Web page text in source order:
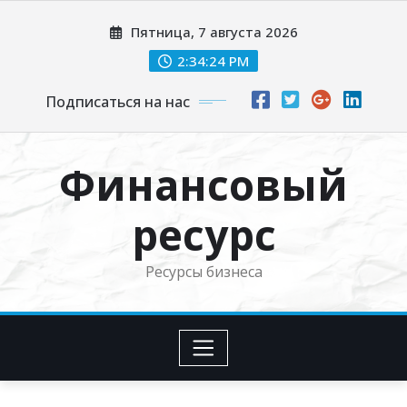
Пятница, 7 августа 2026
2:34:25 PM
Подписаться на нас
Финансовый
ресурс
Ресурсы бизнеса